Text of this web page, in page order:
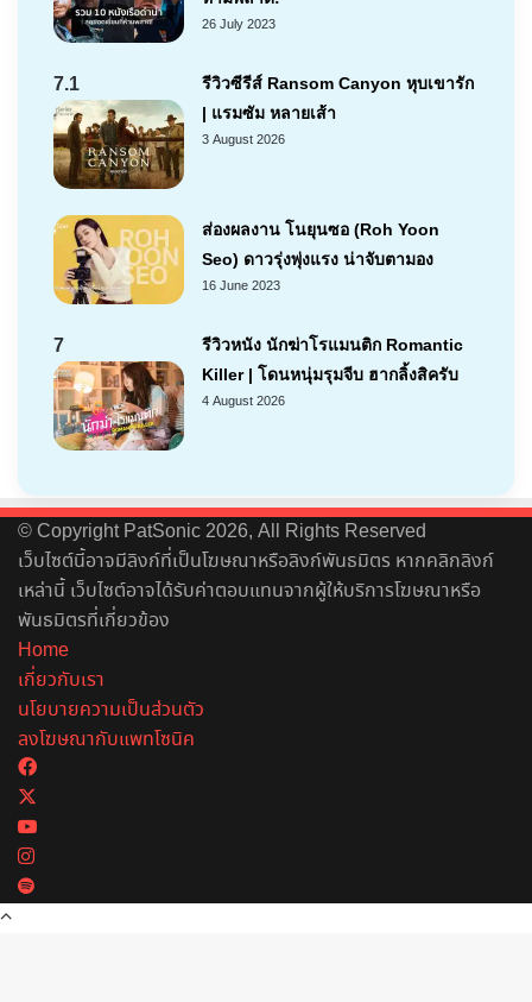
26 July 2023
7.1
รีวิวซีรีส์ Ransom Canyon หุบเขารัก
| แรมซัม หลายเส้า
3 August 2026
ส่องผลงาน โนยุนซอ (Roh Yoon
Seo) ดาวรุ่งพุ่งแรง น่าจับตามอง
16 June 2023
7
รีวิวหนัง นักฆ่าโรแมนติก Romantic
Killer | โดนหนุ่มรุมจีบ ฮากลิ้งสิครับ
4 August 2026
© Copyright PatSonic 2026, All Rights Reserved
เว็บไซต์นี้อาจมีลิงก์ที่เป็นโฆษณาหรือลิงก์พันธมิตร หากคลิกลิงก์
เหล่านี้ เว็บไซต์อาจได้รับค่าตอบแทนจากผู้ให้บริการโฆษณาหรือ
พันธมิตรที่เกี่ยวข้อง
Home
เกี่ยวกับเรา
นโยบายความเป็นส่วนตัว
ลงโฆษณากับแพทโซนิค